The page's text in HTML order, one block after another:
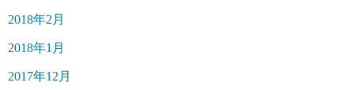
2018年2月
2018年1月
2017年12月